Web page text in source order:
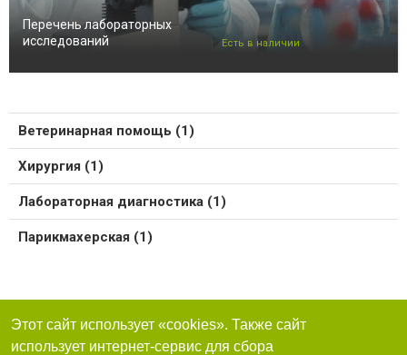
Перечень лабораторных
исследований
Есть в наличии
Ветеринарная помощь (1)
Хирургия (1)
Лабораторная диагностика (1)
Парикмахерская (1)
Этот сайт использует «cookies». Также сайт
использует интернет-сервис для сбора